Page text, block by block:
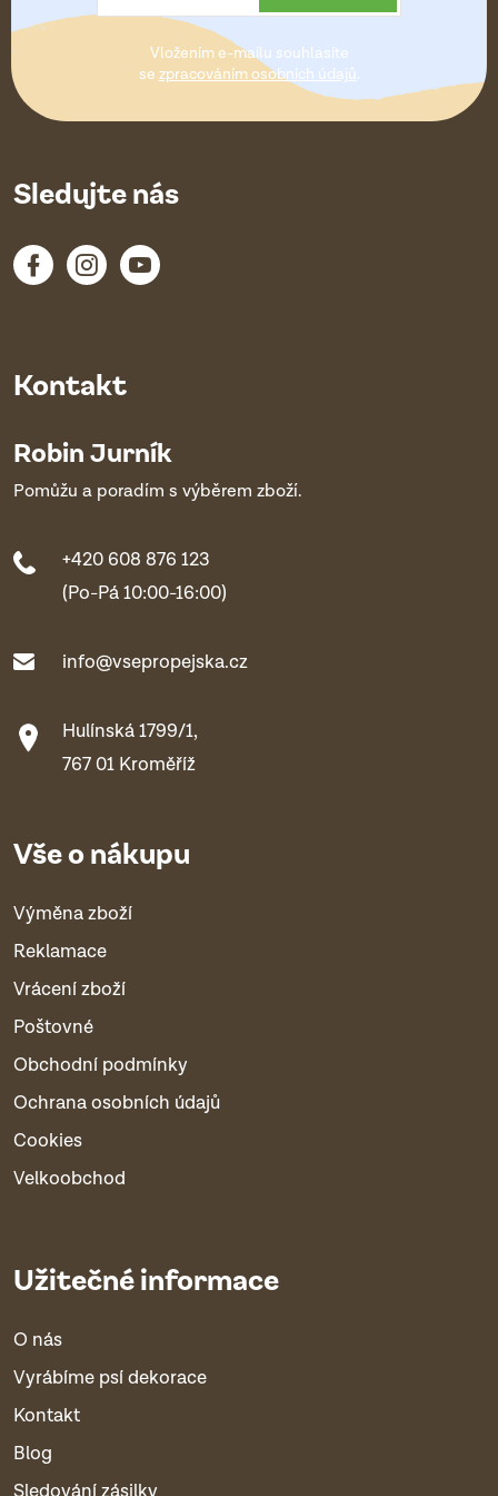
t
Vložením e-mailu souhlasíte
se zpracováním osobních údajů.
Kontakt
Robin Jurník
Pomůžu a poradím s výběrem zboží.
+420 608 876 123
(Po-Pá 10:00-16:00)
info@vsepropejska.cz
Hulínská 1799/1,
767 01 Kroměříž
Vše o nákupu
Výměna zboží
Reklamace
Vrácení zboží
Poštovné
Obchodní podmínky
Ochrana osobních údajů
Cookies
Velkoobchod
Užitečné informace
O nás
Vyrábíme psí dekorace
Kontakt
Blog
Sledujte nás